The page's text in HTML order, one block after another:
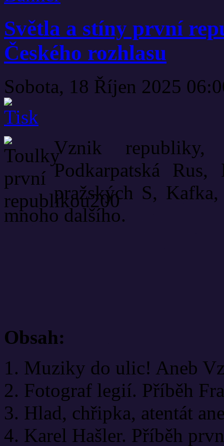
Světla a stíny první
Českého rozhlasu
Sobota, 18 Říjen 2025
Vznik republiky,
Podkarpatská
pražských S,
mnoho dalšího.
Obsah:
1. Muziky do ulic! Aneb
2. Fotograf legií. Příběh
3. Hlad, chřipka, atentát
4. Karel Hašler. Příběh